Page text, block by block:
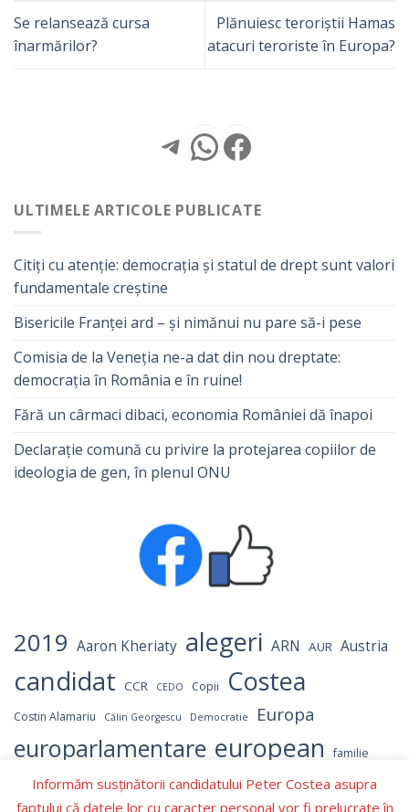
Se relansează cursa
înarmărilor?
Plănuiesc teroriștii Hamas
atacuri teroriste în Europa?
Telegram
WhatsApp
ULTIMELE ARTICOLE PUBLICATE
Citiți cu atenție: democrația și statul de drept sunt valori
fundamentale creștine
Bisericile Franței ard – și nimănui nu pare să-i pese
Comisia de la Veneția ne-a dat din nou dreptate:
democrația în România e în ruine!
Fără un cârmaci dibaci, economia României dă înapoi
Declarație comună cu privire la protejarea copiilor de
ideologia de gen, în plenul ONU
2019 Aaron Kheriaty alegeri ARN AUR Austria
candidat CCR CEDO Copii Costea
Costin Alamariu Călin Georgescu Democratie Europa
europarlamentare european familie
Germania Hamas independent Israel LGBT
Informăm susținătorii candidatului Peter Costea asupra
faptului că datele lor cu caracter personal vor fi prelucrate în